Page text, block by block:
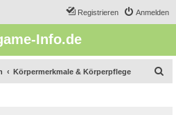
Anmelden
Registrieren
Info.de
Körpermerkmale & Körperpflege